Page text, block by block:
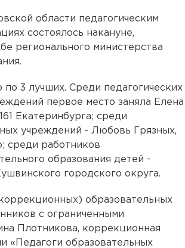
области педагогическим
состоялось накануне,
регионального министерства
3 лучших. Среди педагогических
первое место заняла Елена
Екатеринбурга; среди
учреждений - Любовь Грязных,
среди работников
образования детей -
городского округа.
образовательных
с ограниченными
Плотникова, коррекционная
«Педагоги образовательных